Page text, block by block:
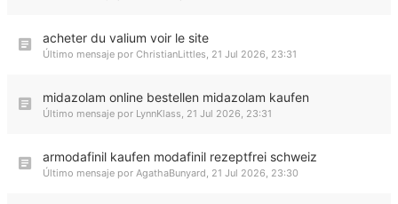
acheter du valium voir le site
Último mensaje por ChristianLittles, 21 Jul 2026, 23:31
midazolam online bestellen midazolam kaufen
Último mensaje por LynnKlass, 21 Jul 2026, 23:31
armodafinil kaufen modafinil rezeptfrei schweiz
Último mensaje por AgathaBunyard, 21 Jul 2026, 23:30